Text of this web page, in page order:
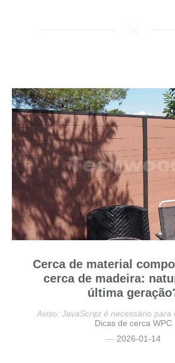
Cerca de material
cerca de madeira:
última
Aviso: JavaScript é necessário para
Dicas de cerca WPC
2026-01-14